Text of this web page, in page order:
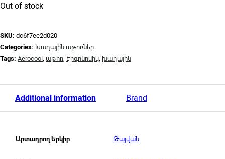
Out of stock
SKU: dc6f7ee2d020
Categories: Խաղային աթոռներ
Tags: Aerocool , աթոռ, Էրգոնոմիկ, խաղային
Additional information Brand
Արտադրող Երկիր Թայվան